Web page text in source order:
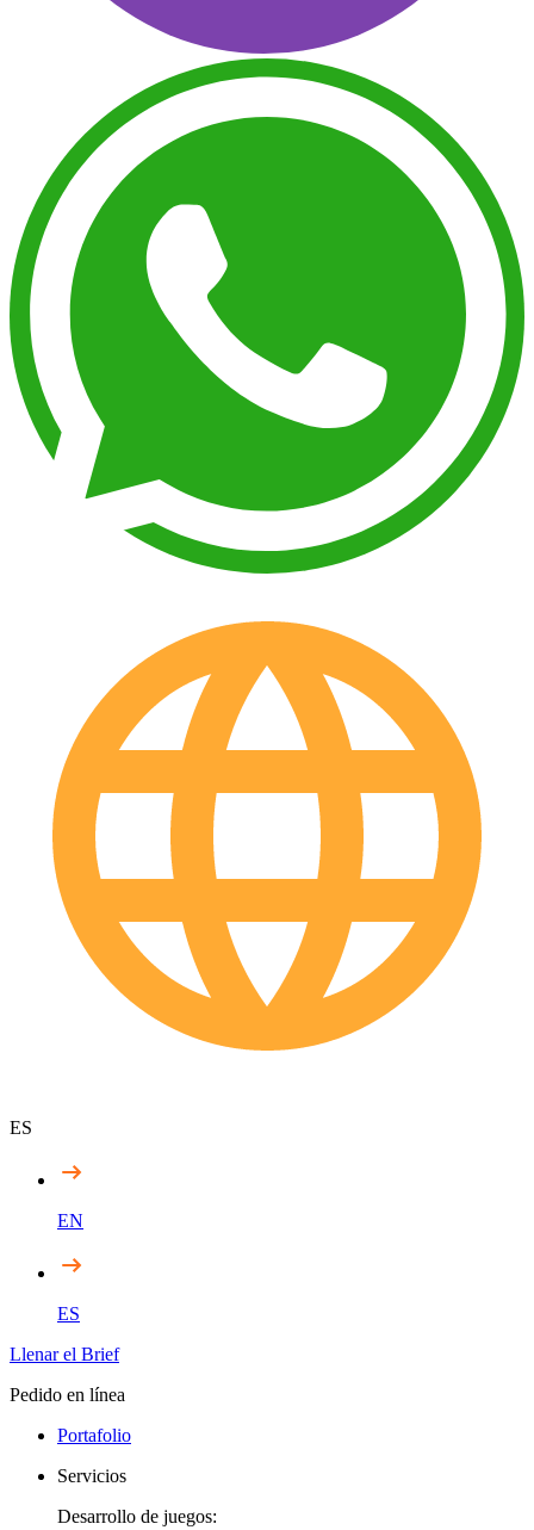
ES
EN
ES
Llenar el Brief
Pedido en línea
Portafolio
Servicios
Desarrollo de juegos: